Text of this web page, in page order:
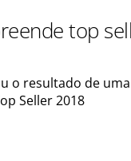
top
o resultado de
Seller 2018